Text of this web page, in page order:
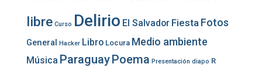
libre Curso Delirio El Salvador Fiesta Fotos
General Hacker Libro Locura Medio ambiente
Música ParaguayPoema Presentación diapo R